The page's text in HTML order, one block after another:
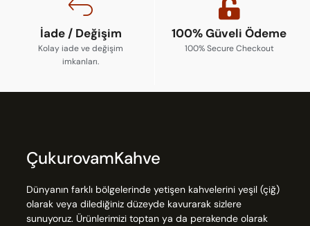
İade / Değişim
Kolay iade ve değişim
imkanları.
100% Güveli Ödeme
100% Secure Checkout
ÇukurovamKahve
Dünyanın farklı bölgelerinde yetişen kahvelerini yeşil (çiğ)
olarak veya dilediğiniz düzeyde kavurarak sizlere
sunuyoruz. Ürünlerimizi toptan ya da perakende olarak